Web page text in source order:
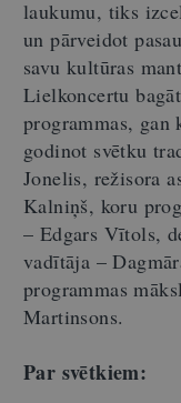
laukumu, tiks
un pārveidot
savu kultūras
Lielkoncertu
programmas,
godinot svētku
Jonelis, režisora
Kalniņš, koru
– Edgars Vītols,
vadītāja –
programmas
Martinsons.
Par svētkiem: